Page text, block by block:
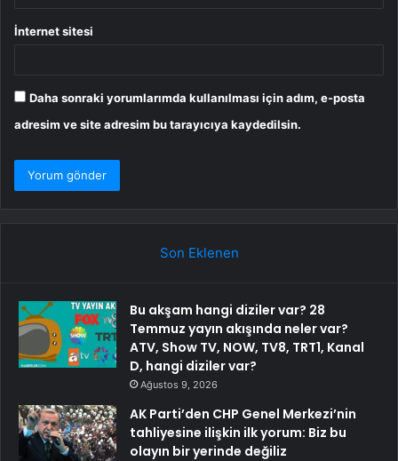
İnternet sitesi
Daha sonraki yorumlarımda kullanılması için adım, e-posta
adresim ve site adresim bu tarayıcıya kaydedilsin.
Son Eklenen
Bu akşam hangi diziler var? 28
Temmuz yayın akışında neler var?
ATV, Show TV, NOW, TV8, TRT1, Kanal
D, hangi diziler var?
Ağustos 9, 2026
AK Parti’den CHP Genel Merkezi’nin
tahliyesine ilişkin ilk yorum: Biz bu
olayın bir yerinde değiliz